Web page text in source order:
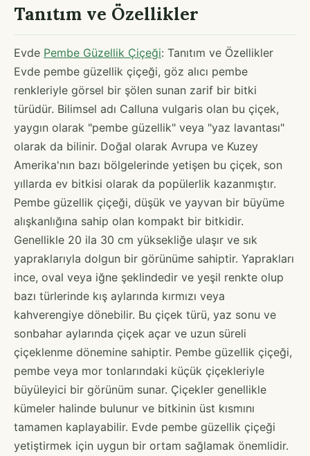
Tanıtım ve Özellikler
Evde Pembe Güzellik Çiçeği: Tanıtım ve Özellikler
Evde pembe güzellik çiçeği, göz alıcı pembe
renkleriyle görsel bir şölen sunan zarif bir bitki
türüdür. Bilimsel adı Calluna vulgaris olan bu çiçek,
yaygın olarak "pembe güzellik" veya "yaz lavantası"
olarak da bilinir. Doğal olarak Avrupa ve Kuzey
Amerika'nın bazı bölgelerinde yetişen bu çiçek, son
yıllarda ev bitkisi olarak da popülerlik kazanmıştır.
Pembe güzellik çiçeği, düşük ve yayvan bir büyüme
alışkanlığına sahip olan kompakt bir bitkidir.
Genellikle 20 ila 30 cm yüksekliğe ulaşır ve sık
yapraklarıyla dolgun bir görünüme sahiptir. Yaprakları
ince, oval veya iğne şeklindedir ve yeşil renkte olup
bazı türlerinde kış aylarında kırmızı veya
kahverengiye dönebilir. Bu çiçek türü, yaz sonu ve
sonbahar aylarında çiçek açar ve uzun süreli
çiçeklenme dönemine sahiptir. Pembe güzellik çiçeği,
pembe veya mor tonlarındaki küçük çiçekleriyle
büyüleyici bir görünüm sunar. Çiçekler genellikle
kümeler halinde bulunur ve bitkinin üst kısmını
tamamen kaplayabilir. Evde pembe güzellik çiçeği
yetiştirmek için uygun bir ortam sağlamak önemlidir.